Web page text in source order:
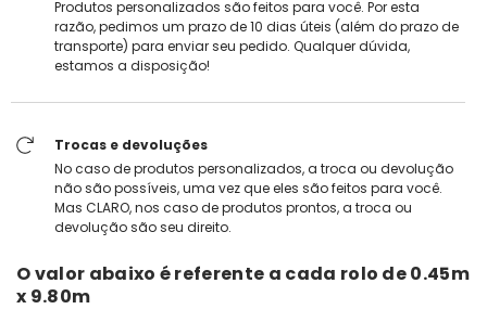
Produtos personalizados são feitos para você. Por esta
razão, pedimos um prazo de 10 dias úteis (além do prazo de
transporte) para enviar seu pedido. Qualquer dúvida,
estamos a disposição!
Trocas e devoluções
No caso de produtos personalizados, a troca ou devolução
não são possíveis, uma vez que eles são feitos para você.
Mas CLARO, nos caso de produtos prontos, a troca ou
devolução são seu direito.
O valor abaixo é referente a cada rolo de0.45m
x 9.80m